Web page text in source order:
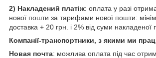
2) Накладений платіж: оплата у разі
нової пошти за тарифами нової пошти:
доставка + 20 грн. і 2% від суми накладеної
Компанії-транспортники, з якими ми
Новая почта: можлива оплата під час